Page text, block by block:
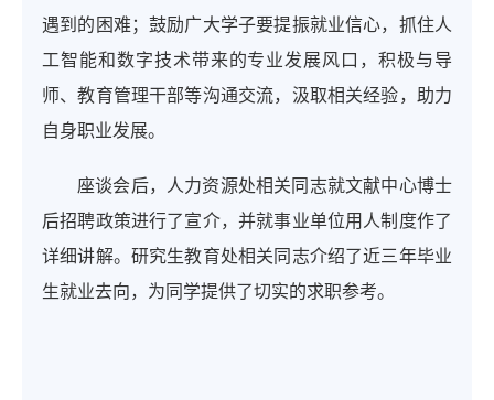
遇到的困难；鼓励广大学子要提振就业信心，抓住人
工智能和数字技术带来的专业发展风口，积极与导
师、教育管理干部等沟通交流，汲取相关经验，助力
自身职业发展。
座谈会后，人力资源处相关同志就文献中心博士
后招聘政策进行了宣介，并就事业单位用人制度作了
详细讲解。研究生教育处相关同志介绍了近三年毕业
生就业去向，为同学提供了切实的求职参考。